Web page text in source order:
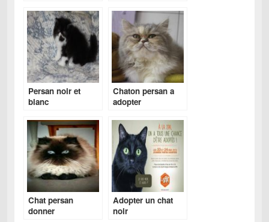
Persan noir et
blanc
Chaton persan a
adopter
Chat persan
donner
Adopter un chat
noir